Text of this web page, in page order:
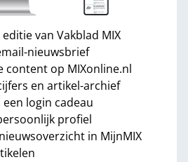
van Vakblad MIX
nieuwsbrief
content op MIXonline.nl
en artikel-archief
een login cadeau
profiel
in MijnMIX